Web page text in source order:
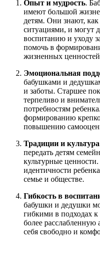
Опыт и мудрость.
имеют большой
детям. Они знают,
ситуациями, и могут
воспитанию и уходу
помочь в
жизненных
Эмоциональная
бабушками и
и заботы. Старшее
терпеливо и
потребностям
формированию
повышению
Традиции и культура
передать детям
культурные
идентичности
семье и обществе.
Гибкость в
бабушки и дедушки
гибкими в подходах
более расслабленную
себя свободно и